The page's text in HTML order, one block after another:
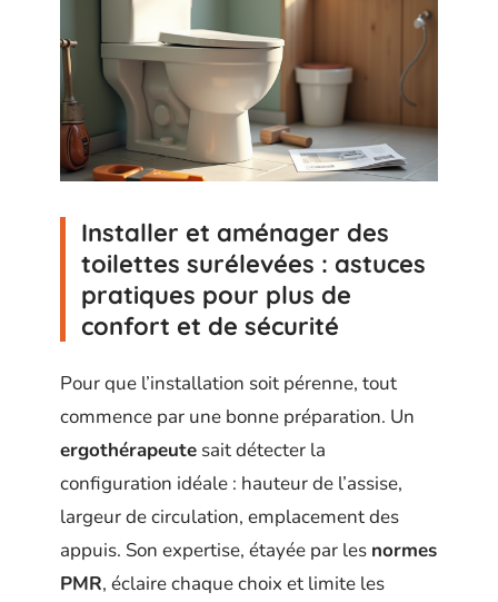
Installer et aménager des
toilettes surélevées : astuces
pratiques pour plus de
confort et de sécurité
Pour que l’installation soit pérenne, tout
commence par une bonne préparation. Un
ergothérapeute sait détecter la
configuration idéale : hauteur de l’assise,
largeur de circulation, emplacement des
appuis. Son expertise, étayée par les normes
PMR, éclaire chaque choix et limite les